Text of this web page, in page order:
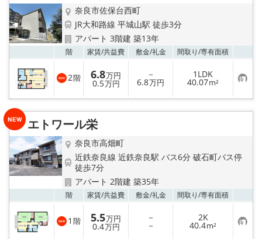
奈良市佐保台西町
JR大和路線 平城山駅 徒歩3分
アパート 3階建 築13年
階 家賃/共益費 敷金/礼金 間取り/専有面積
2階 6.8万円
0.5万円
－
6.8万円
1LDK
40.07m² お
気
に
り
エトワール栄
奈良市高畑町
近鉄奈良線 近鉄奈良駅 バス6分 破石町バス停
徒歩7分
アパート 2階建 築35年
階 家賃/共益費 敷金/礼金 間取り/専有面積
1 階 5.5万円
0.4万円
－
－
2K
40.4m² お
気